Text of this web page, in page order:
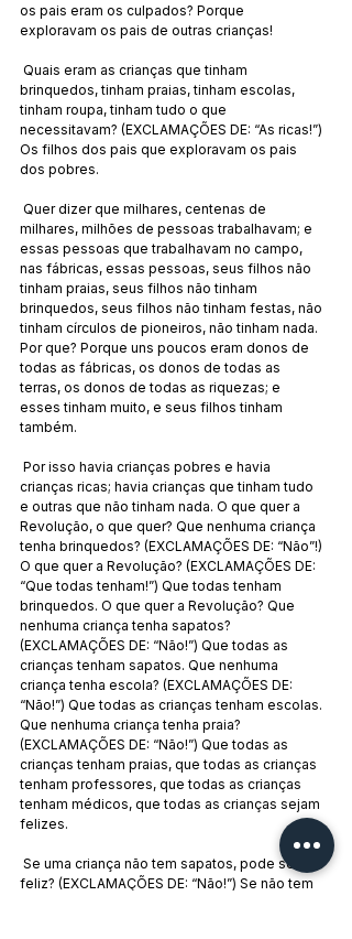
os pais eram os culpados? Porque
exploravam os pais de outras crianças!
brinquedos, tinham praias, tinham escolas,
tinham roupa, tinham tudo o que
necessitavam? (EXCLAMAÇÕES DE: “As ricas!”)
Os filhos dos pais que exploravam os pais
dos pobres.
milhares, milhões de pessoas trabalhavam; e
essas pessoas que trabalhavam no campo,
nas fábricas, essas pessoas, seus filhos não
tinham praias, seus filhos não tinham
brinquedos, seus filhos não tinham festas, não
tinham círculos de pioneiros, não tinham nada.
Por que? Porque uns poucos eram donos de
todas as fábricas, os donos de todas as
terras, os donos de todas as riquezas; e
esses tinham muito, e seus filhos tinham
também.
crianças ricas; havia crianças que tinham tudo
e outras que não tinham nada. O que quer a
Revolução, o que quer? Que nenhuma criança
tenha brinquedos? (EXCLAMAÇÕES DE: “Não”!)
O que quer a Revolução? (EXCLAMAÇÕES DE:
“Que todas tenham!”) Que todas tenham
brinquedos. O que quer a Revolução? Que
nenhuma criança tenha sapatos?
(EXCLAMAÇÕES DE: “Não!”) Que todas as
crianças tenham sapatos. Que nenhuma
criança tenha escola? (EXCLAMAÇÕES DE:
“Não!”) Que todas as crianças tenham escolas.
Que nenhuma criança tenha praia?
(EXCLAMAÇÕES DE: “Não!”) Que todas as
crianças tenham praias, que todas as crianças
tenham professores, que todas as crianças
tenham médicos, que todas as crianças sejam
felizes.
feliz? (EXCLAMAÇÕES DE: “Não!”) Se não tem